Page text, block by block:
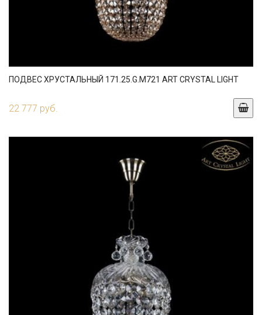
ПОДВЕС ХРУСТАЛЬНЫЙ 171.25.G.M721 ART CRYSTAL LIGHT
22 777 руб.